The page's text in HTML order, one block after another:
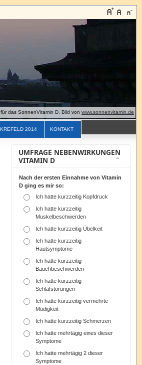
das SonnenVitamin D. Bild von www.sonnenvitamin.de
2014 KONTAKT
UMFRAGE NEBENWIRKUNGEN
VITAMIN D
Nach der ersten Einnahme von Vitamin
D ging es mir so:
Ich hatte kurzzeitig Kopfdruck
Ich hatte kurzzeitig
Muskelbeschwerden
Ich hatte kurzzeitig Übelkeit
Ich hatte kurzzeitig
Hautsymptome
Ich hatte kurzzeitig
Bauchbeschwerden
Ich hatte kurzzeitig
Schlafstörungen
Ich hatte kurzzeitig vermehrte
Müdigkeit
Ich hatte kurzzeitig Schmerzen
Ich hatte mehrtägig eines dieser
Symptome
Ich hatte mehrtägig 2 dieser
Symptome